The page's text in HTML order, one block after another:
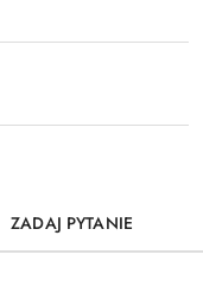
ZADAJ PYTANIE